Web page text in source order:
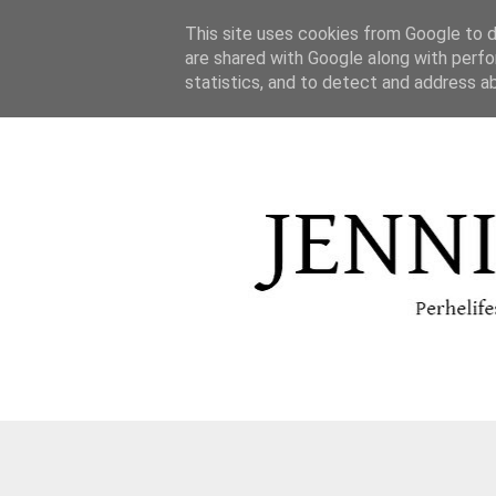
This site uses cookies from Google to
are shared with Google along with
statistics, and to detect and address